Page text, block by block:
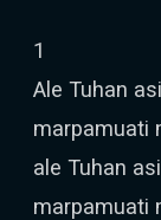
1
Ale Tuhan
marpamuati
ale Tuhan
marpamuati